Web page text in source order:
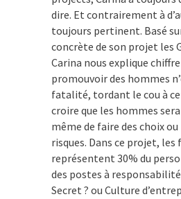
dire. Et contrairement à
toujours pertinent. Basé
concrète de son projet les
Carina nous explique chiffre
promouvoir des hommes
fatalité, tordant le cou à
croire que les hommes
même de faire des choix
risques. Dans ce projet, les
représentent 30% du
des postes à
Secret ? ou Culture